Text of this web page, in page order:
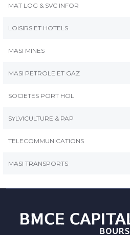
MAT LOG & SVC INFOR
LOISIRS ET HOTELS
MASI MINES
MASI PETROLE ET GAZ
SOCIETES PORT HOL
SYLVICULTURE & PAP
TELECOMMUNICATIONS
MASI TRANSPORTS